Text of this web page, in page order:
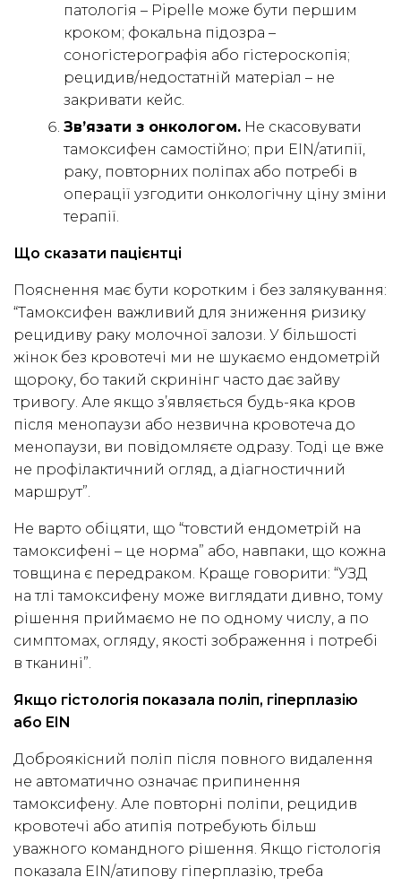
патологія – Pipelle може бути першим
кроком; фокальна підозра –
соногістерографія або гістероскопія;
рецидив/недостатній матеріал – не
закривати кейс.
Зв’язати з онкологом. Не скасовувати
тамоксифен самостійно; при EIN/атипії,
раку, повторних поліпах або потребі в
операції узгодити онкологічну ціну зміни
терапії.
Що сказати пацієнтці
Пояснення має бути коротким і без залякування:
“Тамоксифен важливий для зниження ризику
рецидиву раку молочної залози. У більшості
жінок без кровотечі ми не шукаємо ендометрій
щороку, бо такий скринінг часто дає зайву
тривогу. Але якщо з’являється будь-яка кров
після менопаузи або незвична кровотеча до
менопаузи, ви повідомляєте одразу. Тоді це вже
не профілактичний огляд, а діагностичний
маршрут”.
Не варто обіцяти, що “товстий ендометрій на
тамоксифені – це норма” або, навпаки, що кожна
товщина є передраком. Краще говорити: “УЗД
на тлі тамоксифену може виглядати дивно, тому
рішення приймаємо не по одному числу, а по
симптомах, огляду, якості зображення і потребі
в тканині”.
Якщо гістологія показала поліп, гіперплазію
або EIN
Доброякісний поліп після повного видалення
не автоматично означає припинення
тамоксифену. Але повторні поліпи, рецидив
кровотечі або атипія потребують більш
уважного командного рішення. Якщо гістологія
показала EIN/атипову гіперплазію, треба